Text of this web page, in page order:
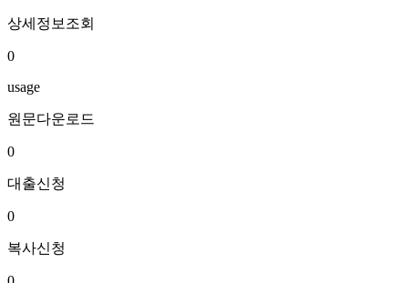
상세정보조회
0
usage
원문다운로드
0
대출신청
0
복사신청